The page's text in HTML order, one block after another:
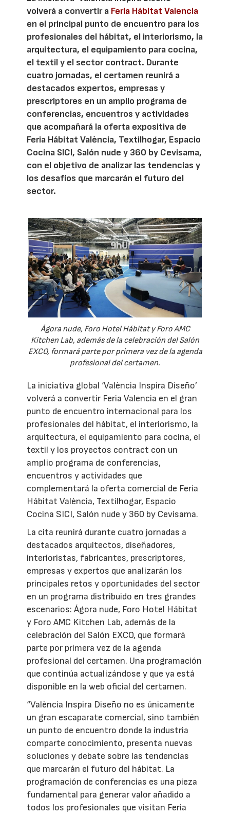
volverá a convertir a Feria Hábitat Valencia
en el principal punto de encuentro para los
profesionales del hábitat, el interiorismo, la
arquitectura, el equipamiento para cocina,
el textil y el sector contract. Durante
cuatro jornadas, el certamen reunirá a
destacados expertos, empresas y
prescriptores en un amplio programa de
conferencias, encuentros y actividades
que acompañará la oferta expositiva de
Feria Hábitat València, Textilhogar, Espacio
Cocina SICI, Salón nude y 360 by Cevisama,
con el objetivo de analizar las tendencias y
los desafíos que marcarán el futuro del
sector.
Ágora nude, Foro Hotel Hábitat y Foro AMC
Kitchen Lab, además de la celebración del Salón
EXCO, formará parte por primera vez de la agenda
profesional del certamen.
La iniciativa global ‘València Inspira Diseño’
volverá a convertir Feria Valencia en el gran
punto de encuentro internacional para los
profesionales del hábitat, el interiorismo, la
arquitectura, el equipamiento para cocina, el
textil y los proyectos contract con un
amplio programa de conferencias,
encuentros y actividades que
complementará la oferta comercial de Feria
Hábitat València, Textilhogar, Espacio
Cocina SICI, Salón nude y 360 by Cevisama.
La cita reunirá durante cuatro jornadas a
destacados arquitectos, diseñadores,
interioristas, fabricantes, prescriptores,
empresas y expertos que analizarán los
principales retos y oportunidades del sector
en un programa distribuido en tres grandes
escenarios: Ágora nude, Foro Hotel Hábitat
y Foro AMC Kitchen Lab, además de la
celebración del Salón EXCO, que formará
parte por primera vez de la agenda
profesional del certamen. Una programación
que continúa actualizándose y que ya está
disponible en la web oficial del certamen.
“València Inspira Diseño no es únicamente
un gran escaparate comercial, sino también
un punto de encuentro donde la industria
comparte conocimiento, presenta nuevas
soluciones y debate sobre las tendencias
que marcarán el futuro del hábitat. La
programación de conferencias es una pieza
fundamental para generar valor añadido a
todos los profesionales que visitan Feria